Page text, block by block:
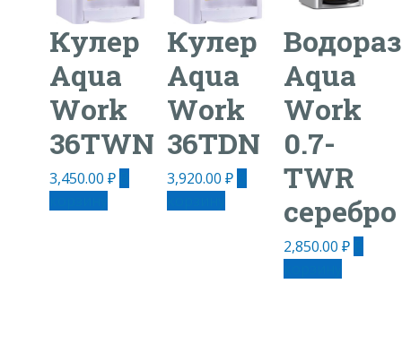
Кулер
Aqua
Work
36TWN
3,450.00 ₽
Кулер
Aqua
Work
36TDN
3,920.00 ₽
Aqua
Work
0.7-
TWR
серебро
2,850.00₽